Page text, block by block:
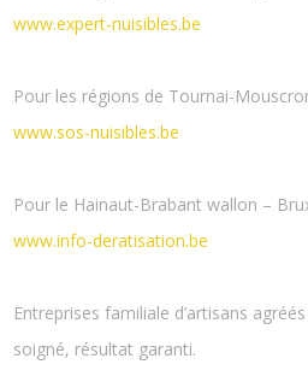
www.expert-nuisibles.be
Pour les régions de Tournai-
www.sos-nuisibles.be
Pour le Hainaut-Brabant wallon –
www.info-deratisation.be
Entreprises familiale d’artisans
soigné, résultat garanti.